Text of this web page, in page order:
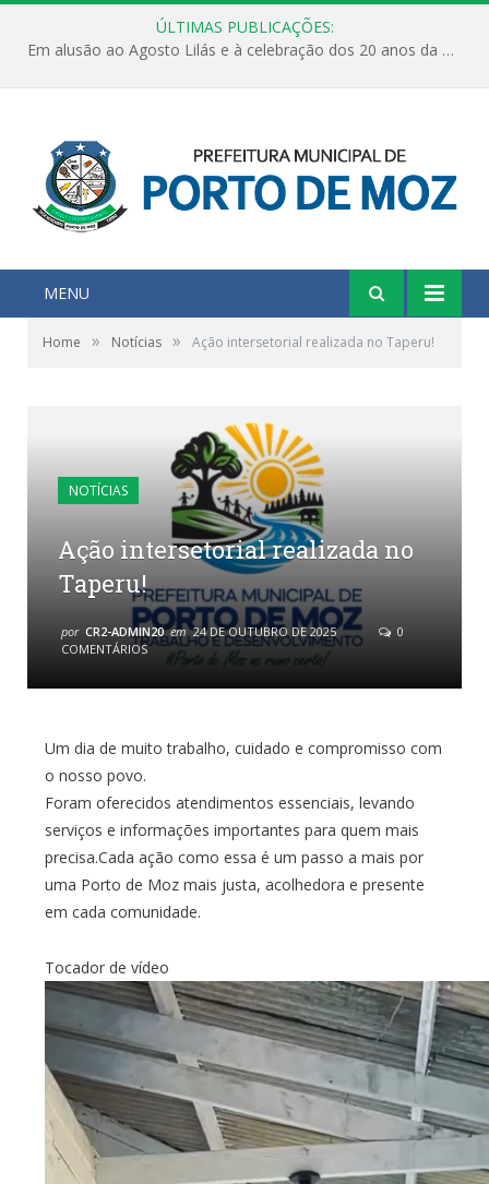
ÚLTIMAS PUBLICAÇÕES:
Em alusão ao Agosto Lilás e à celebração dos 20 anos da Lei Maria da Penha, a Secretaria Municipal da Mulher, realizou uma ação de conscientização, nesta sexta feira, dia 07 de agosto, com o objetivo de fortalecer a informação, a prevenção e o enfrentamento à violência contra a mulher.
MENU
Home » Notícias » Ação intersetorial realizada no Taperu!
NOTÍCIAS
Ação intersetorial realizada no
Taperu!
por CR2-ADMIN20 em 24 DE OUTUBRO DE 2025
0
COMENTÁRIOS
Um dia de muito trabalho, cuidado e compromisso com
o nosso povo.
Foram oferecidos atendimentos essenciais, levando
serviços e informações importantes para quem mais
precisa.Cada ação como essa é um passo a mais por
uma Porto de Moz mais justa, acolhedora e presente
em cada comunidade.
Tocador de vídeo